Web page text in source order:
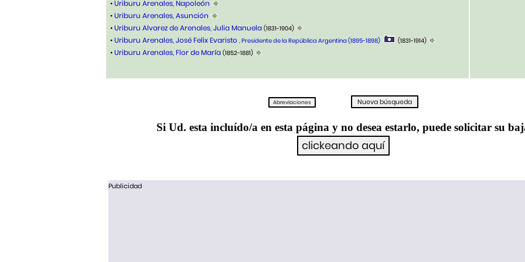
•Uriburu Arenales, Napoleón
•Uriburu Arenales, Asunción
•Uriburu Alvarez de Arenales, Julia Manuela (1831-1904)
•Uriburu Arenales, José Felix Evaristo , Presidente de la República Argentina (1895-1898) (1831-1914)
•Uriburu Arenales, Flor de María (1852-1881)
Si Ud. esta incluído/a en esta página y no desea estarlo, puede solicitar su
Publicidad